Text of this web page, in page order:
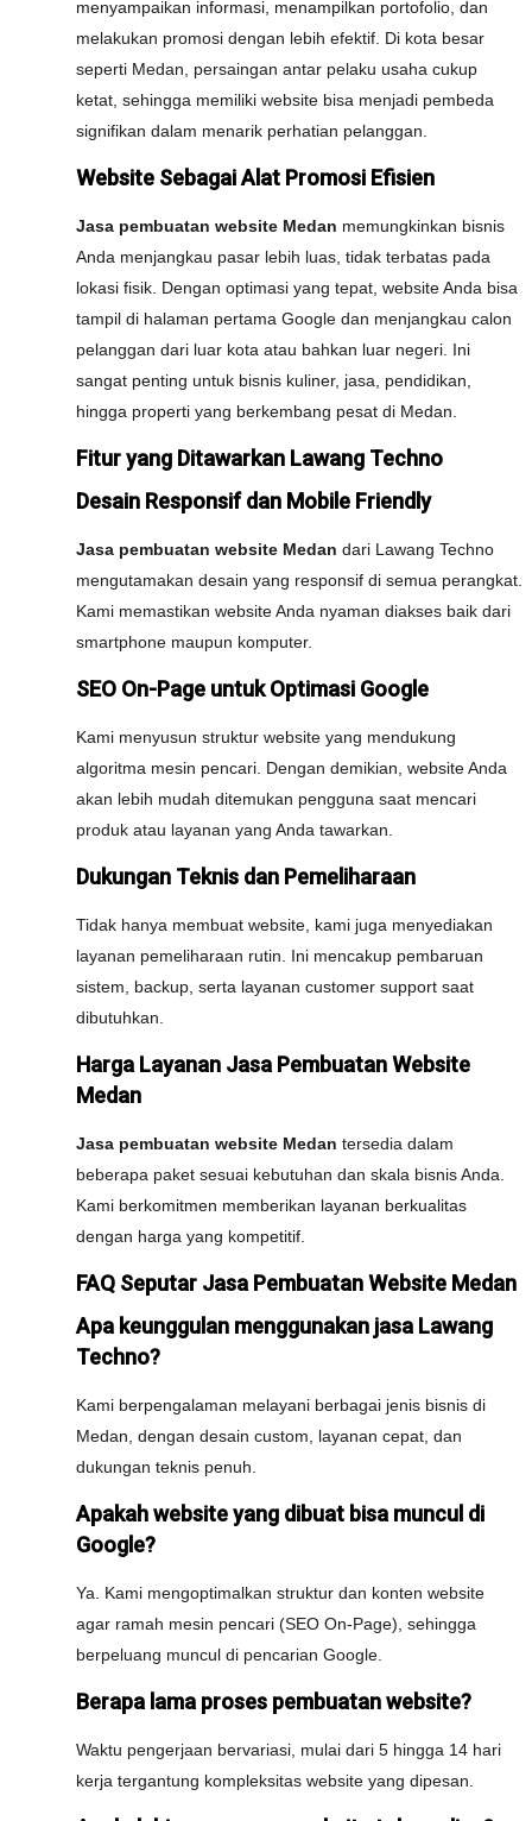
menyampaikan informasi, menampilkan portofolio, dan
melakukan promosi dengan lebih efektif. Di kota besar
seperti Medan, persaingan antar pelaku usaha cukup
ketat, sehingga memiliki website bisa menjadi pembeda
signifikan dalam menarik perhatian pelanggan.
Website Sebagai Alat Promosi Efisien
Jasa pembuatan website Medan memungkinkan bisnis
Anda menjangkau pasar lebih luas, tidak terbatas pada
lokasi fisik. Dengan optimasi yang tepat, website Anda bisa
tampil di halaman pertama Google dan menjangkau calon
pelanggan dari luar kota atau bahkan luar negeri. Ini
sangat penting untuk bisnis kuliner, jasa, pendidikan,
hingga properti yang berkembang pesat di Medan.
Fitur yang Ditawarkan Lawang Techno
Desain Responsif dan Mobile Friendly
Jasa pembuatan website Medan dari Lawang Techno
mengutamakan desain yang responsif di semua perangkat.
Kami memastikan website Anda nyaman diakses baik dari
smartphone maupun komputer.
SEO On-Page untuk Optimasi Google
Kami menyusun struktur website yang mendukung
algoritma mesin pencari. Dengan demikian, website Anda
akan lebih mudah ditemukan pengguna saat mencari
produk atau layanan yang Anda tawarkan.
Dukungan Teknis dan Pemeliharaan
Tidak hanya membuat website, kami juga menyediakan
layanan pemeliharaan rutin. Ini mencakup pembaruan
sistem, backup, serta layanan customer support saat
dibutuhkan.
Harga Layanan Jasa Pembuatan Website
Medan
Jasa pembuatan website Medan tersedia dalam
beberapa paket sesuai kebutuhan dan skala bisnis Anda.
Kami berkomitmen memberikan layanan berkualitas
dengan harga yang kompetitif.
FAQ Seputar Jasa Pembuatan Website Medan
Apa keunggulan menggunakan jasa Lawang
Techno?
Kami berpengalaman melayani berbagai jenis bisnis di
Medan, dengan desain custom, layanan cepat, dan
dukungan teknis penuh.
Apakah website yang dibuat bisa muncul di
Google?
Ya. Kami mengoptimalkan struktur dan konten website
agar ramah mesin pencari (SEO On-Page), sehingga
berpeluang muncul di pencarian Google.
Berapa lama proses pembuatan website?
Waktu pengerjaan bervariasi, mulai dari 5 hingga 14 hari
kerja tergantung kompleksitas website yang dipesan.